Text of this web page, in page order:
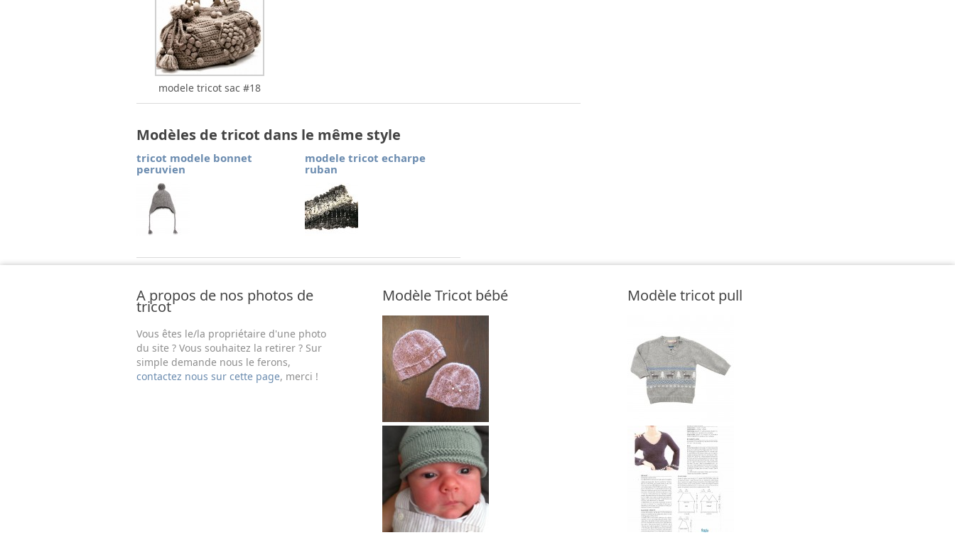
modele tricot sac #18
Modèles de tricot dans le même style
tricot modele bonnet
peruvien
modele tricot echarpe
ruban
A propos de nos photos de
tricot
Vous êtes le/la propriétaire d'une photo
du site ? Vous souhaitez la retirer ? Sur
simple demande nous le ferons,
contactez nous sur cette page, merci !
Modèle Tricot bébé Modèle tricot pull